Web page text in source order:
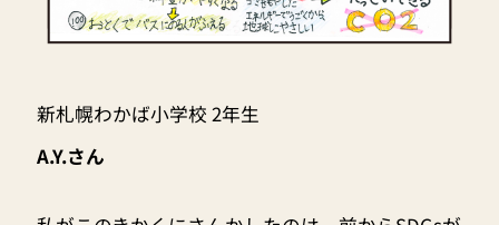
新札幌わかば小学校 2年生
A.Y.さん